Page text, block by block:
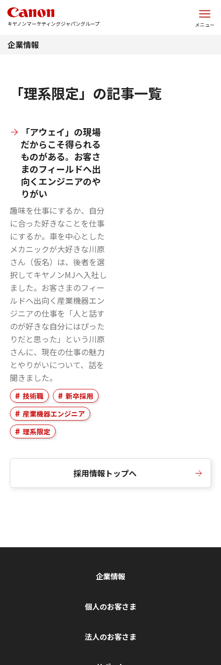
キヤノンマーケティングジャパングループ メニュー
企業情報
「理系限定」の記事一覧
「アウェイ」の現場
だからこそ得られる
ものがある。お客さ
まのフィールドへ出
向くエンジニアのや
りがい
趣味を仕事にするか、自分
に合った好きなことを仕事
にするか。車を中心とした
メカニックが大好きな川原
さん（仮名）は、後者を選
択してキヤノンMJへ入社し
ました。お客さまのフィー
ルドへ出向く産業機器エン
ジニアの仕事を「人と話す
のが好きな自分にはぴった
りだと思った」という川原
さんに、現在の仕事の魅力
とやりがいについて、話を
聞きました。
技術職
新卒採用
産業機器エンジニア
理系限定
採用情報トップへ
企業情報
個人のお客さま
法人のお客さま